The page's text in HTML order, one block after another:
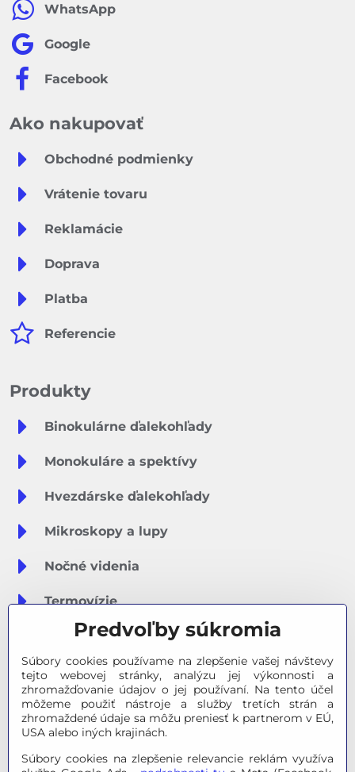
WhatsApp
Google
Facebook
Ako nakupovať
Obchodné podmienky
Vrátenie tovaru
Reklamácie
Doprava
Platba
Referencie
Produkty
Binokulárne ďalekohľady
Monokuláre a spektívy
Hvezdárske ďalekohľady
Mikroskopy a lupy
Nočné videnia
Termovízie
Meteostanice
Značky
Výpredaj
Tipy na darčeky
Predvoľby súkromia
Súbory cookies používame na zlepšenie vašej návštevy
tejto webovej stránky, analýzu jej výkonnosti a
zhromažďovanie údajov o jej používaní. Na tento účel
môžeme použiť nástroje a služby tretích strán a
zhromaždené údaje sa môžu preniesť k partnerom v EÚ,
USA alebo iných krajinách.
Súbory cookies na zlepšenie relevancie reklám využíva